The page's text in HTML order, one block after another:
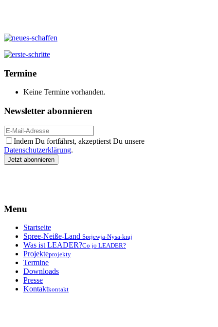
Termine
Keine Termine vorhanden.
Newsletter abonnieren
Indem Du fortfährst, akzeptierst Du unsere
Datenschutzerklärung.
Menu
Startseite
Spree-Neiße-Land Sprjewja-Nysa-kraj
Was ist LEADER?Co jo LEADER?
Projekteprojekty
Termine
Downloads
Presse
Kontaktkontakt